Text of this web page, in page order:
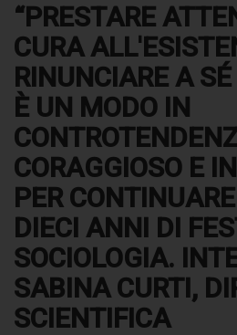
“PRESTARE
CURA
RINUNCIARE A
È UN MODO IN
CORAGGIOSO E
PER
DIECI ANNI DI
SOCIOLOGIA.
SABINA CURTI,
SCIENTIFICA